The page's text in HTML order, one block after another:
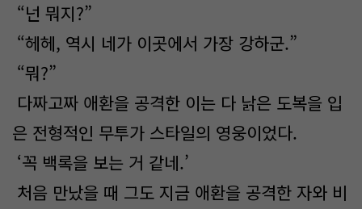
“넌 뭐지?”
“헤헤, 역시 네가 이곳에서 가장 강하군.”
“뭐?”
다짜고짜 애환을 공격한 이는 다 낡은 도복을 입
은 전형적인 무투가 스타일의 영웅이었다.
‘꼭 백록을 보는 거 같네.’
처음 만났을 때 그도 지금 애환을 공격한 자와 비